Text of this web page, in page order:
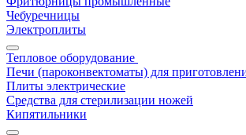
Чебуречницы
Электроплиты
Тепловое оборудование
Печи (пароконвектоматы) для
Плиты электрические
Средства для стерилизации ножей
Кипятильники